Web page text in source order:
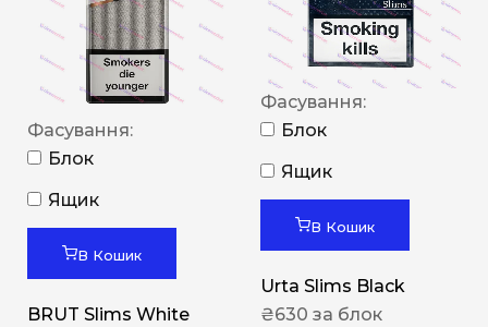
Фасування:
Блок
Ящик
В Кошик
BRUT Slims White
Фасування:
Блок
Ящик
В Кошик
Urta Slims Black
₴630 за блок